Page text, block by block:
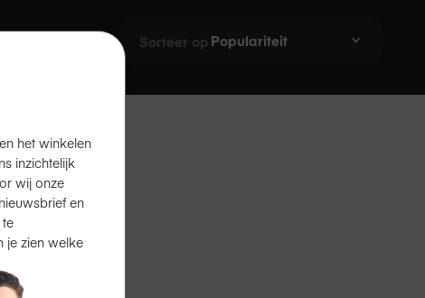
Sorteer op
het winkelen
inzichtelijk
wij onze
en
je zien welke